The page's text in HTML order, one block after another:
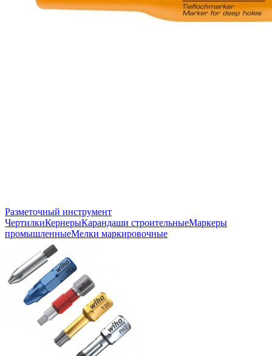
Разметочный инструмент
ЧертилкиКернерыКарандаши строительныеМаркеры
промышленныеМелки маркировочные